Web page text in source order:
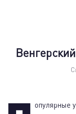
опулярные